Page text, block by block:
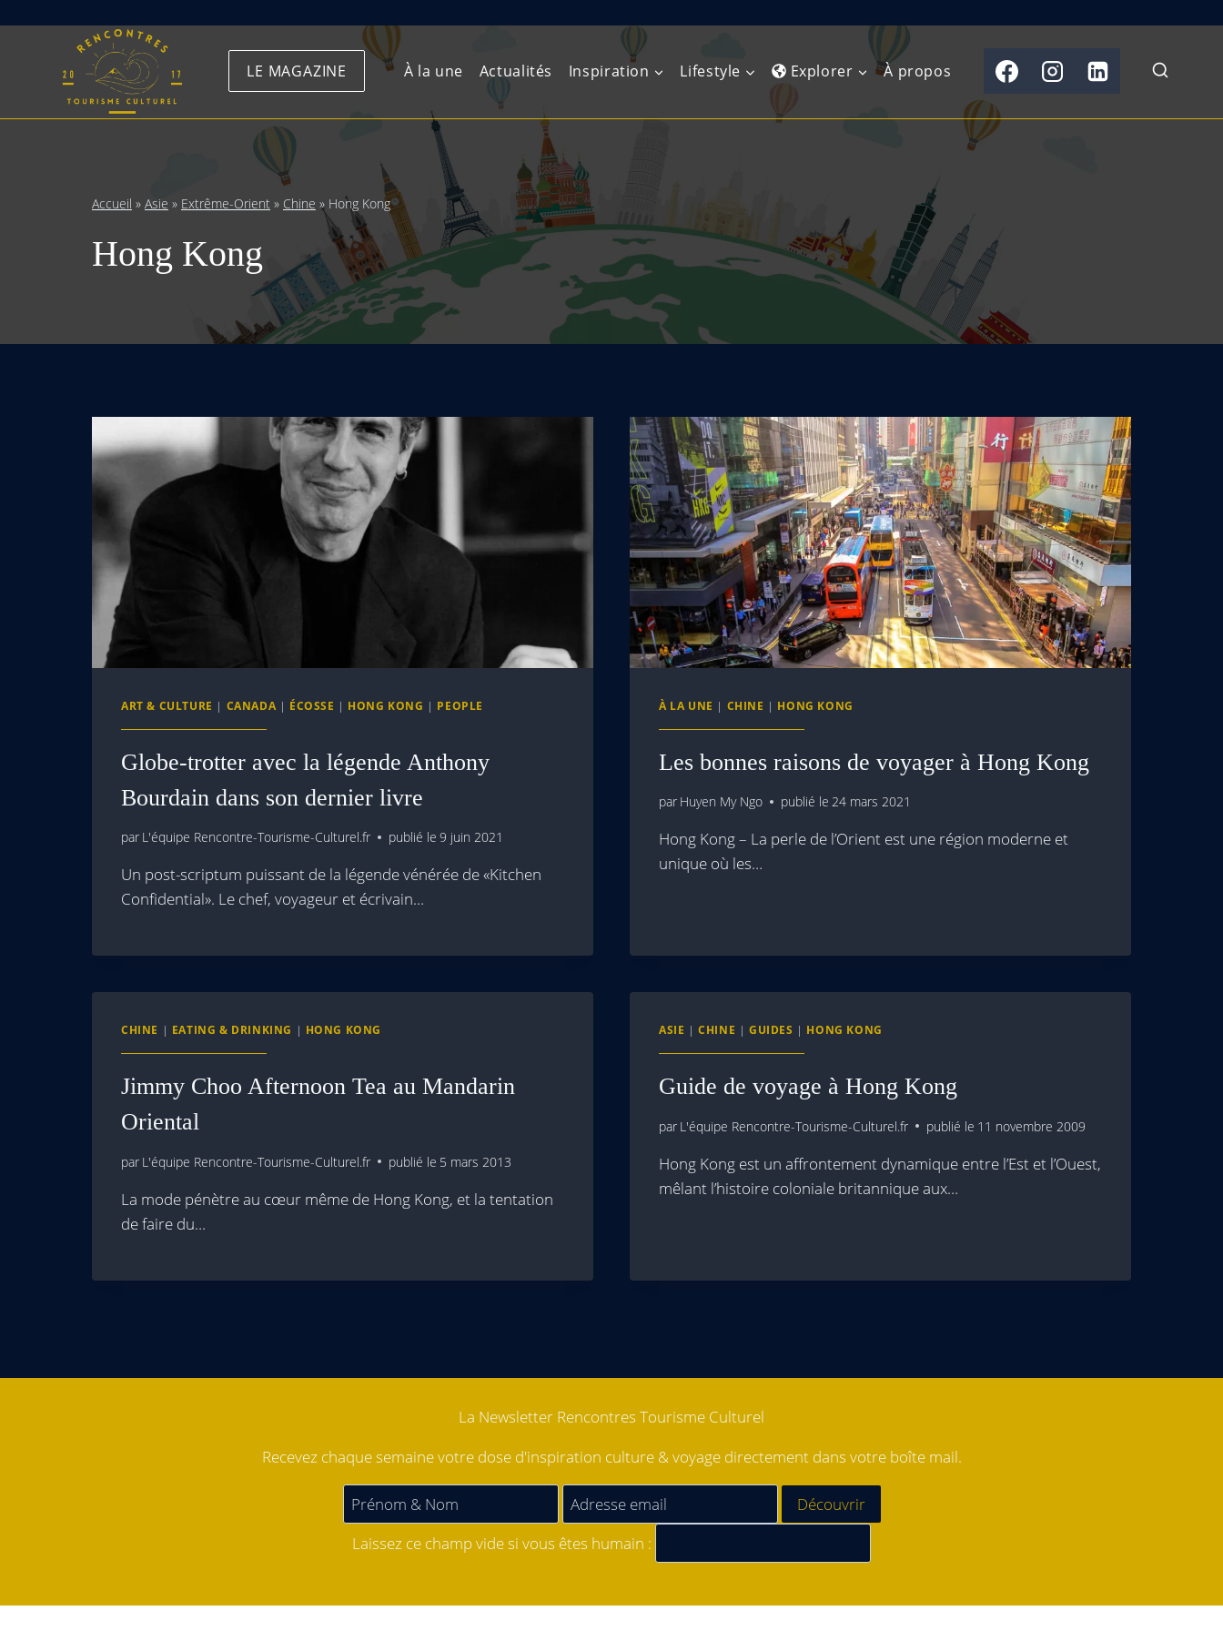
LE MAGAZINE À la une Actualités Inspiration Lifestyle Explorer
Europe de l’Ouest
Europe du Nord
Europe centrale Antilles et Caraïbes
Amérique du Sud
Afrique de l’Ouest
Afrique de l’Est
Asie centrale
Sous-continent
indien
Asie du Sud-Est
À propos
Accueil » Asie » Extrême-Orient » Chine » Hong Kong
Hong Kong
ART & CULTURE | CANADA | ÉCOSSE | HONG KONG | PEOPLE
Globe-trotter avec la légende Anthony
Bourdain dans son dernier livre
par L'équipe Rencontre-Tourisme-Culturel.fr publié le 9 juin 2021
Un post-scriptum puissant de la légende vénérée de «Kitchen
Confidential». Le chef, voyageur et écrivain…
À LA UNE | CHINE | HONG KONG
Les bonnes raisons de voyager à Hong Kong
par Huyen My Ngo publié le 24 mars 2021
Hong Kong – La perle de l’Orient est une région moderne et
unique où les…
CHINE | EATING & DRINKING | HONG KONG
Jimmy Choo Afternoon Tea au Mandarin
Oriental
par L'équipe Rencontre-Tourisme-Culturel.fr publié le 5 mars 2013
La mode pénètre au cœur même de Hong Kong, et la tentation
de faire du…
ASIE |CHINE | GUIDES | HONG KONG
Guide de voyage à Hong Kong
par L'équipe Rencontre-Tourisme-Culturel.fr publié le 11 novembre 2009
Hong Kong est un affrontement dynamique entre l’Est et l’Ouest,
mêlant l’histoire coloniale britannique aux…
La Newsletter Rencontres Tourisme Culturel
Recevez chaque semaine votre dose d'inspiration culture & voyage directement dans votre boîte mail.
Laissez ce champ vide si vous êtes humain :